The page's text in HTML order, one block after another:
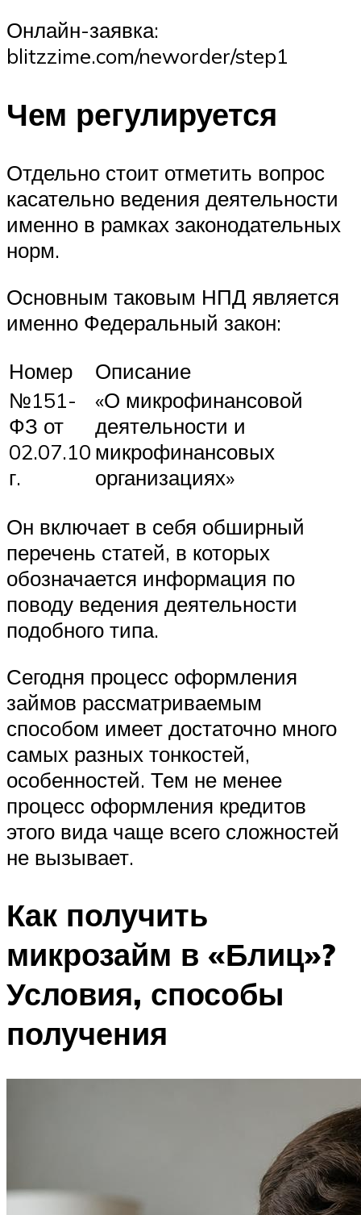
Онлайн-заявка:
blitzzime.com/neworder/step1
Чем регулируется
Отдельно стоит отметить вопрос
касательно ведения деятельности
именно в рамках законодательных
норм.
Основным таковым НПД является
именно Федеральный закон:
Номер
Описание
№151-
ФЗ от
02.07.10
г.
«О микрофинансовой
деятельности и
микрофинансовых
организациях»
Он включает в себя обширный
перечень статей, в которых
обозначается информация по
поводу ведения деятельности
подобного типа.
Сегодня процесс оформления
займов рассматриваемым
способом имеет достаточно много
самых разных тонкостей,
особенностей. Тем не менее
процесс оформления кредитов
этого вида чаще всего сложностей
не вызывает.
Как получить
микрозайм в «Блиц»?
Условия, способы
получения